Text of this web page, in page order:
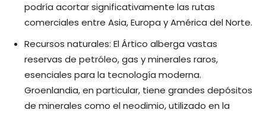
podría acortar significativamente las rutas
comerciales entre Asia, Europa y América del Norte.
Recursos naturales: El Ártico alberga vastas
reservas de petróleo, gas y minerales raros,
esenciales para la tecnología moderna.
Groenlandia, en particular, tiene grandes depósitos
de minerales como el neodimio, utilizado en la